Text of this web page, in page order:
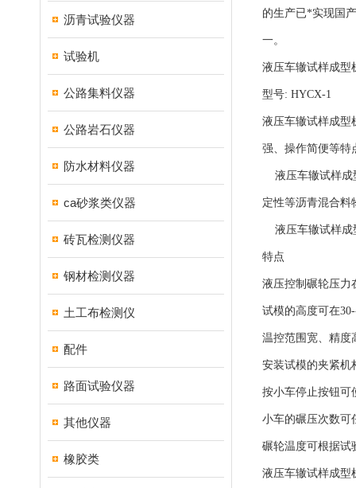
沥青试验仪器
试验机
公路集料仪器
公路岩石仪器
防水材料仪器
ca砂浆类仪器
砖瓦检测仪器
钢材检测仪器
土工布检测仪
配件
路面试验仪器
其他仪器
橡胶类
的生产已*实现国
一。
液压车辙试样成型
型号: HYCX-1
液压车辙试样成型
强、操作简便等特
液压车辙试样成
定性等沥青混合料
液压车辙试样成
特点
液压控制碾轮压
试模的高度可在
温控范围宽、精度
安装试模的夹紧机
按小车停止按钮可
小车的碾压次数可
碾轮温度可根据试
液压车辙试样成